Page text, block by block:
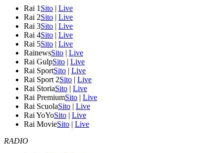
Rai 1 Sito | Live
Rai 2Sito | Live
Rai 3Sito | Live
Rai 4Sito | Live
Rai 5Sito | Live
RainewsSito | Live
Rai GulpSito | Live
Rai SportSito | Live
Rai Sport 2Sito | Live
Rai StoriaSito | Live
Rai PremiumSito | Live
Rai ScuolaSito | Live
Rai YoYoSito | Live
Rai MovieSito | Live
RADIO